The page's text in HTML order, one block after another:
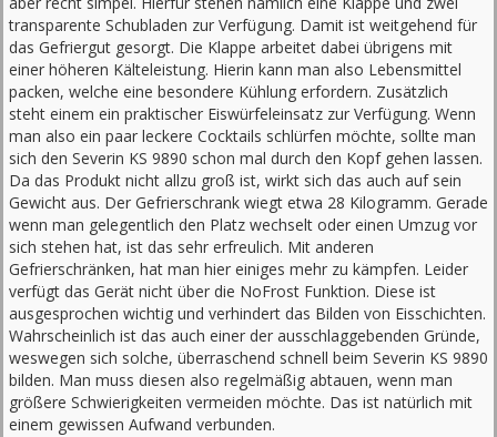
transparente Schubladen zur Verfügung. Damit ist weitgehend für
das Gefriergut gesorgt. Die Klappe arbeitet dabei übrigens mit
einer höheren Kälteleistung. Hierin kann man also Lebensmittel
packen, welche eine besondere Kühlung erfordern. Zusätzlich
steht einem ein praktischer Eiswürfeleinsatz zur Verfügung. Wenn
man also ein paar leckere Cocktails schlürfen möchte, sollte man
sich den Severin KS 9890 schon mal durch den Kopf gehen lassen.
Da das Produkt nicht allzu groß ist, wirkt sich das auch auf sein
Gewicht aus. Der Gefrierschrank wiegt etwa 28 Kilogramm. Gerade
wenn man gelegentlich den Platz wechselt oder einen Umzug vor
sich stehen hat, ist das sehr erfreulich. Mit anderen
Gefrierschränken, hat man hier einiges mehr zu kämpfen. Leider
verfügt das Gerät nicht über die NoFrost Funktion. Diese ist
ausgesprochen wichtig und verhindert das Bilden von Eisschichten.
Wahrscheinlich ist das auch einer der ausschlaggebenden Gründe,
weswegen sich solche, überraschend schnell beim Severin KS 9890
bilden. Man muss diesen also regelmäßig abtauen, wenn man
größere Schwierigkeiten vermeiden möchte. Das ist natürlich mit
einem gewissen Aufwand verbunden.